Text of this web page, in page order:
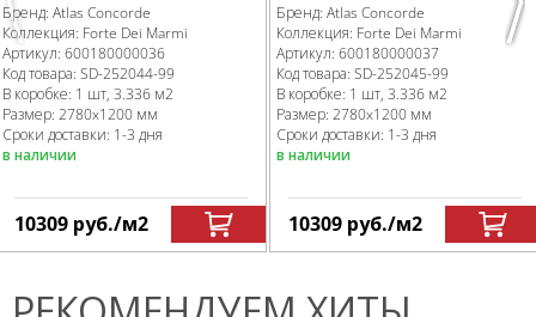
Previous
Бренд: Atlas Concorde
Коллекция: Forte Dei Marmi
Артикул: 600180000036
Код товара: SD-252044-99
В коробке: 1 шт, 3.336 м2
Размер: 2780x1200 мм
Сроки доставки: 1-3 дня
в наличии
10309 руб./м2
Бренд: Atlas Concorde
Коллекция: Forte Dei Marmi
Артикул: 600180000037
Код товара: SD-252045-99
В коробке: 1 шт, 3.336 м2
Размер: 2780x1200 мм
Сроки доставки: 1-3 дня
в наличии
10309 руб./м2